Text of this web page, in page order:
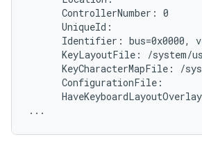
      ControllerNumber: 0
      UniqueId:
Identifier: bus=0x0000,
KeyLayoutFile: /system/
KeyCharacterMapFile: /
      ConfigurationFile: